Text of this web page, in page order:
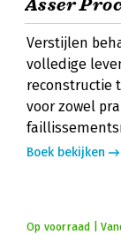
Asser
Verstijlen
volledige
reconstructie
voor zowel
Boek bekijken
Op voorraad |